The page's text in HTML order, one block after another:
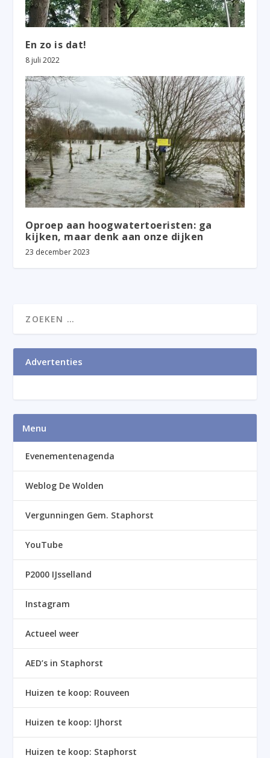
En zo is dat!
8 juli 2022
Oproep aan hoogwatertoeristen: ga
kijken, maar denk aan onze dijken
23 december 2023
Advertenties
Menu
Evenementenagenda
Weblog De Wolden
Vergunningen Gem. Staphorst
YouTube
P2000 IJsselland
Instagram
Actueel weer
AED’s in Staphorst
Huizen te koop: Rouveen
Huizen te koop: IJhorst
Huizen te koop: Staphorst